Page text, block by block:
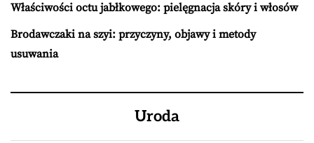
Właściwości octu jabłkowego: pielęgnacja skóry i włosów
Brodawczaki na szyi: przyczyny, objawy i metody
usuwania
Uroda